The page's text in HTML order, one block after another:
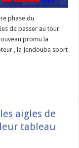
phase du
de passer au tour
promu la
, la Jendouba sport
aigles de
tableau